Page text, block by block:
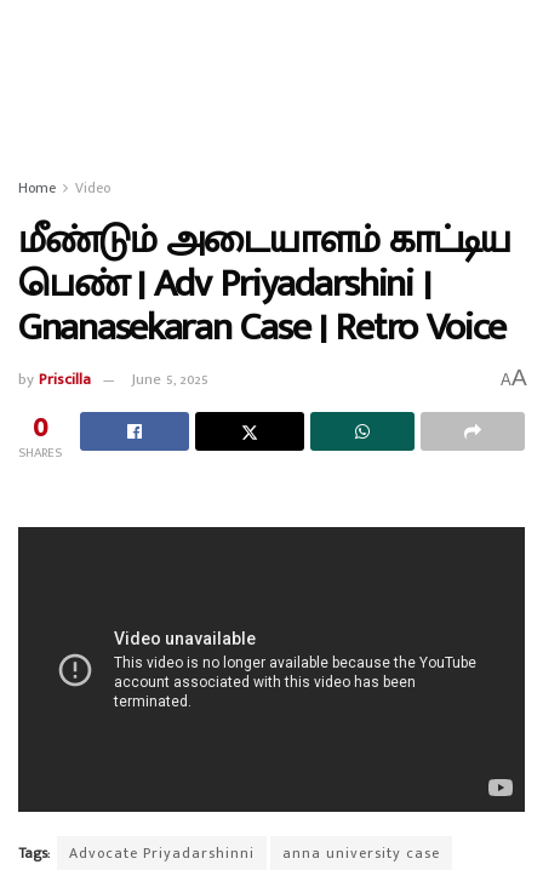
Home Video
மீண்டும் அடையாளம் காட்டிய
பெண் | Adv Priyadarshini |
Gnanasekaran Case | Retro Voice
byPriscilla June 5, 2025 AA
0
SHARES
Tags: Advocate Priyadarshinni
anna university case